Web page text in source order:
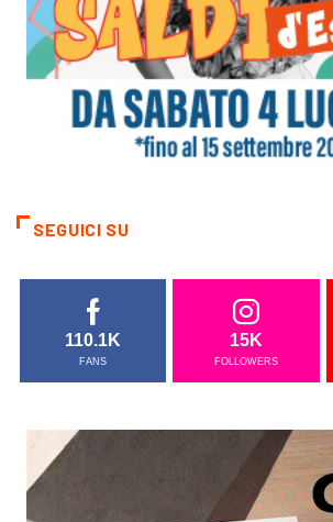
SEGUICI SU
110.1K
FANS
15K
FOLLOWERS